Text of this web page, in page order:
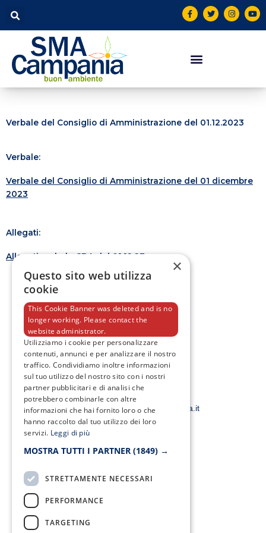
contenuto
F
a
c
e
o
k
T
w
i
t
I
n
s
t
Y
o
u
t
Verbale del Consiglio di Amministrazione del 01.12.2023
Verbale:
Verbale del Consiglio di Amministrazione del 01 dicembre
2023
Allegati:
Allegati verbale CDA del 01.12.23
Fax:
Email:
smacampaniaspa@pec.it –info@smacampania.it
b
T
w
i
t
t
r
I
n
s
t
a
g
r
a
m
Y
o
u
t
u
b
e
×
Questo sito web utilizza
cookie
This Cookie Banner was deleted and is no
longer working. Please contact the
website administrator.
Utilizziamo i cookie per personalizzare
contenuti, annunci e per analizzare il nostro
traffico. Condividiamo inoltre informazioni
sul tuo utilizzo del nostro sito con i nostri
partner pubblicitari e di analisi che
potrebbero combinarle con altre
informazioni che hai fornito loro o che
hanno raccolto dal tuo utilizzo dei loro
servizi. Leggi di più
MOSTRA TUTTI I PARTNER (1849) →
STRETTAMENTE NECESSARI
PERFORMANCE
TARGETING